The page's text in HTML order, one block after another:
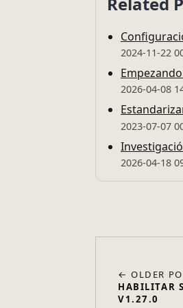
2024-11-22
2026-04-08
2023-07-07
2026-04-18
← OLDER
HABILITAR
V1.27.0